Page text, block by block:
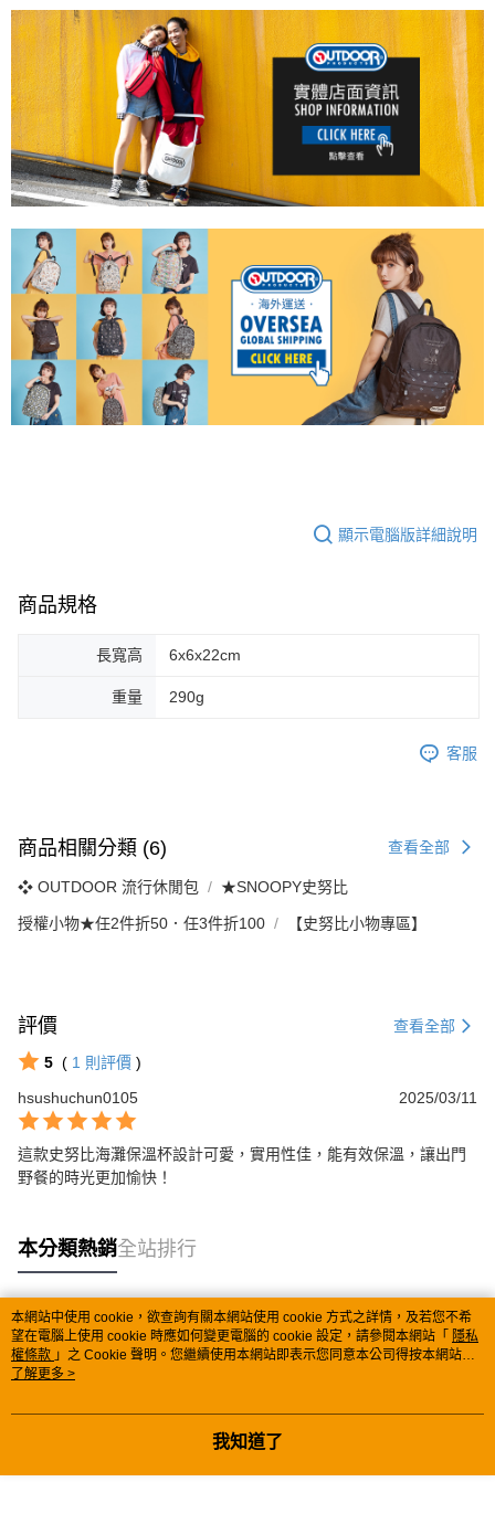
顯示電腦版詳細說明
商品規格
長寬高 6x6x22cm
重量 290g
客服
商品相關分類 (6) 查看全部
❖ OUTDOOR 流行休閒包 ★SNOOPY史努比
授權小物★任2件折50．任3件折100 【史努比小物專區】
評價 查看全部
5 ( 1 則評價 )
hsushuchun0105
2025/03/11
這款史努比海灘保溫杯設計可愛，實用性佳，能有效保溫，讓出門
野餐的時光更加愉快！
本分類熱銷全站排行
熱門標籤
本網站中使用 cookie，欲查詢有關本網站使用 cookie 方式之詳情，及若您不希
望在電腦上使用 cookie 時應如何變更電腦的 cookie 設定，請參閱本網站「 隱私
權條款 」之 Cookie 聲明。您繼續使用本網站即表示您同意本公司得按本網站使
用條款之 Cookie 聲明使用 cookie。
了解更多 >
我知道了